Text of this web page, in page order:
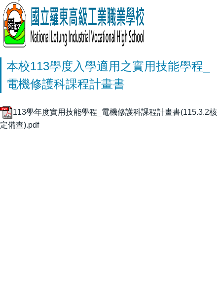
本校113學度入學適用之實用技能學程_
電機修護科課程計畫書
113學年度實用技能學程_電機修護科課程計畫書(115.3.2核
定備查).pdf